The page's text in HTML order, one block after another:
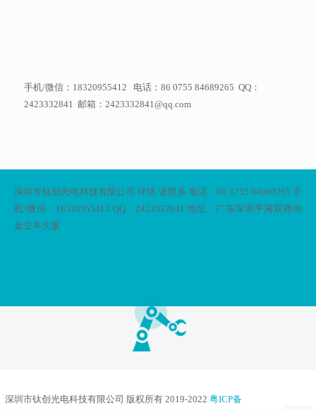
手机/微信：18320955412 电话：86 0755 84689265 QQ：
2423332841 邮箱：2423332841@qq.com
深圳市钛创光电科技有限公司 详情 请联系 电话：86 0755 84689265 手
机/微信：18320955412 QQ：2423332841 地址：广东深圳平湖双拥街
金立丰大厦
深圳市钛创光电科技有限公司 版权所有 2019-2022粤ICP备